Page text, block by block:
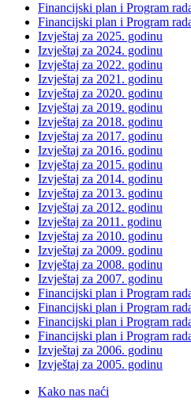
Financijski plan i Program
Financijski plan i Program
Izvještaj za 2025. godinu
Izvještaj za 2024. godinu
Izvještaj za 2022. godinu
Izvještaj za 2021. godinu
Izvještaj za 2020. godinu
Izvještaj za 2019. godinu
Izvještaj za 2018. godinu
Izvještaj za 2017. godinu
Izvještaj za 2016. godinu
Izvještaj za 2015. godinu
Izvještaj za 2014. godinu
Izvještaj za 2013. godinu
Izvještaj za 2012. godinu
Izvještaj za 2011. godinu
Izvještaj za 2010. godinu
Izvještaj za 2009. godinu
Izvještaj za 2008. godinu
Izvještaj za 2007. godinu
Financijski plan i Program
Financijski plan i Program
Financijski plan i Program
Financijski plan i Program
Izvještaj za 2006. godinu
Izvještaj za 2005. godinu
Kako nas naći